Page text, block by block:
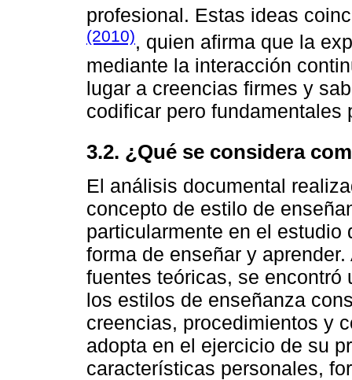
profesional. Estas ideas
(2010), quien afirma que la
mediante la interacción
lugar a creencias firmes y
codificar pero
3.2. ¿Qué se considera
El análisis documental
concepto de estilo de
particularmente en el
forma de enseñar y
fuentes teóricas, se encontró
los estilos de enseñanza
creencias, procedimientos y
adopta en el ejercicio de su
características personales,